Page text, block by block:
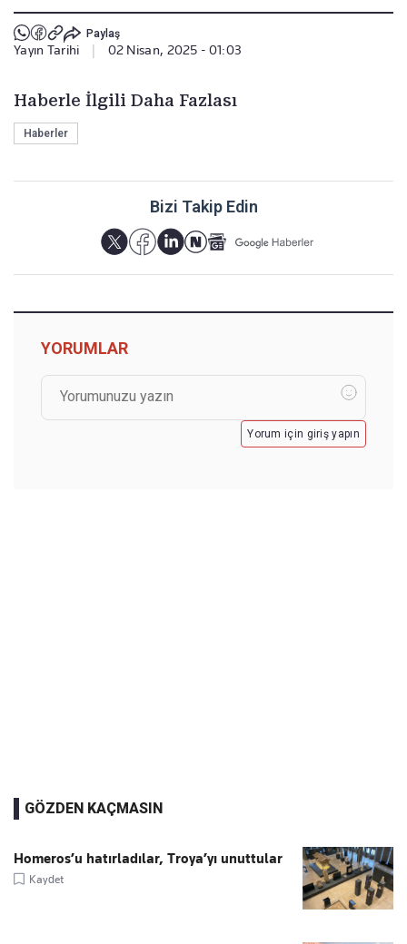
Paylaş
Yayın Tarihi 02 Nisan, 2025 - 01:03
Haberle İlgili Daha Fazlası
Haberler
Bizi Takip Edin
YORUMLAR
Yorum için giriş yapın
GÖZDEN KAÇMASIN
Homeros’u hatırladılar, Troya’yı unuttular
Kaydet